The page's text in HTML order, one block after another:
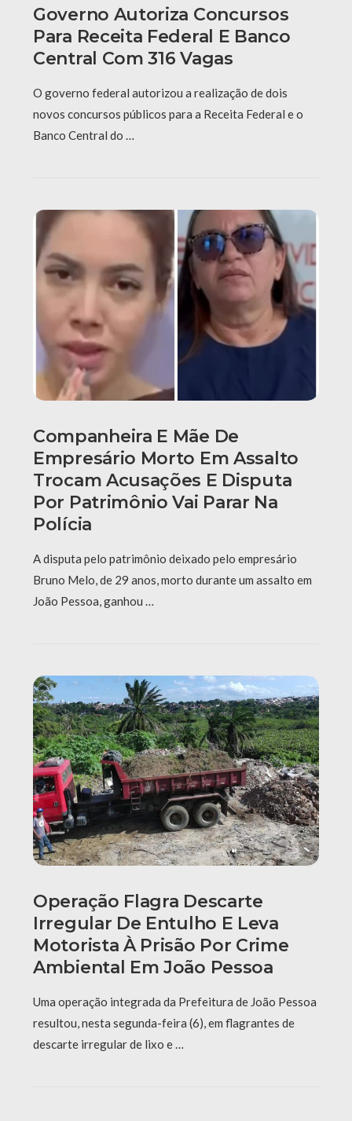
Governo Autoriza Concursos
Para Receita Federal E Banco
Central Com 316 Vagas
O governo federal autorizou a realização de dois
novos concursos públicos para a Receita Federal e o
Banco Central do …
Companheira E Mãe De
Empresário Morto Em Assalto
Trocam Acusações E Disputa
Por Patrimônio Vai Parar Na
Polícia
A disputa pelo patrimônio deixado pelo empresário
Bruno Melo, de 29 anos, morto durante um assalto em
João Pessoa, ganhou …
Operação Flagra Descarte
Irregular De Entulho E Leva
Motorista À Prisão Por Crime
Ambiental Em João Pessoa
Uma operação integrada da Prefeitura de João Pessoa
resultou, nesta segunda-feira (6), em flagrantes de
descarte irregular de lixo e …